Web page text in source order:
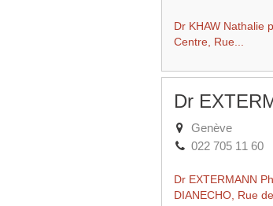
Dr KHAW Nathalie
Centre, Rue...
Dr
Genève
022 705 11 60
Dr EXTERMANN
DIANECHO, Rue